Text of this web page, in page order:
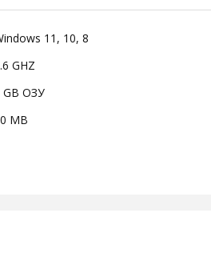
11, 10, 8
GHZ
GB ОЗУ
MB